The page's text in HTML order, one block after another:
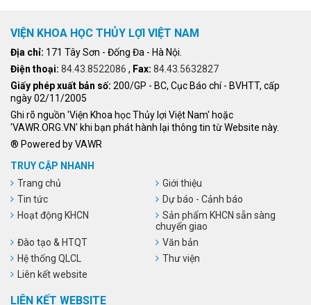
VIỆN KHOA HỌC THỦY LỢI VIỆT NAM
Địa chỉ: 171 Tây Sơn - Đống Đa - Hà Nội.
Điện thoại: 84.43.8522086 , Fax: 84.43.5632827
Giấy phép xuất bản số: 200/GP - BC, Cục Báo chí - BVHTT, cấp
ngày 02/11/2005
Ghi rõ nguồn 'Viện Khoa học Thủy lợi Việt Nam' hoặc
'VAWR.ORG.VN' khi bạn phát hành lại thông tin từ Website này.
® Powered by VAWR
TRUY CẬP NHANH
Trang chủ
Giới thiệu
Tin tức
Dự báo - Cảnh báo
Hoạt động KHCN
Sản phẩm KHCN sẵn sàng
chuyển giao
Đào tạo & HTQT
Văn bản
Hệ thống QLCL
Thư viện
Liên kết website
LIÊN KẾT WEBSITE